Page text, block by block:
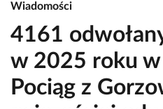
Wiadomości
4161
w 2025 roku w
Pociąg z